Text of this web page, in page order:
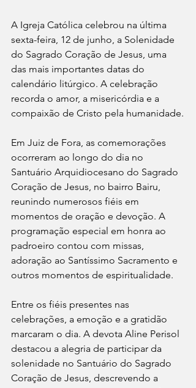
A Igreja Católica celebrou na última
sexta-feira, 12 de junho, a Solenidade
do Sagrado Coração de Jesus, uma
das mais importantes datas do
calendário litúrgico. A celebração
recorda o amor, a misericórdia e a
compaixão de Cristo pela humanidade.
Em Juiz de Fora, as comemorações
ocorreram ao longo do dia no
Santuário Arquidiocesano do Sagrado
Coração de Jesus, no bairro Bairu,
reunindo numerosos fiéis em
momentos de oração e devoção. A
programação especial em honra ao
padroeiro contou com missas,
adoração ao Santíssimo Sacramento e
outros momentos de espiritualidade.
Entre os fiéis presentes nas
celebrações, a emoção e a gratidão
marcaram o dia. A devota Aline Perisol
destacou a alegria de participar da
solenidade no Santuário do Sagrado
Coração de Jesus, descrevendo a